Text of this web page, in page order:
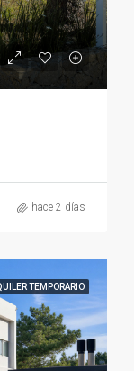
hace 2 días
TEMPORARIO